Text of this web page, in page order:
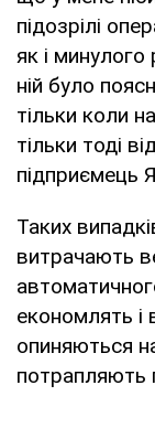
підозрілі
як і
ній було
тільки коли
тільки тоді
підприємець
Таких
витрачають
економлять і
опиняються
потрапляють